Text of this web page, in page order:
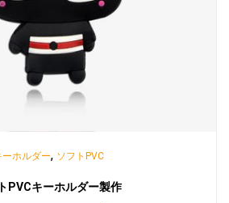
ーホルダー, ソフトPVC
PVCキーホルダー製作